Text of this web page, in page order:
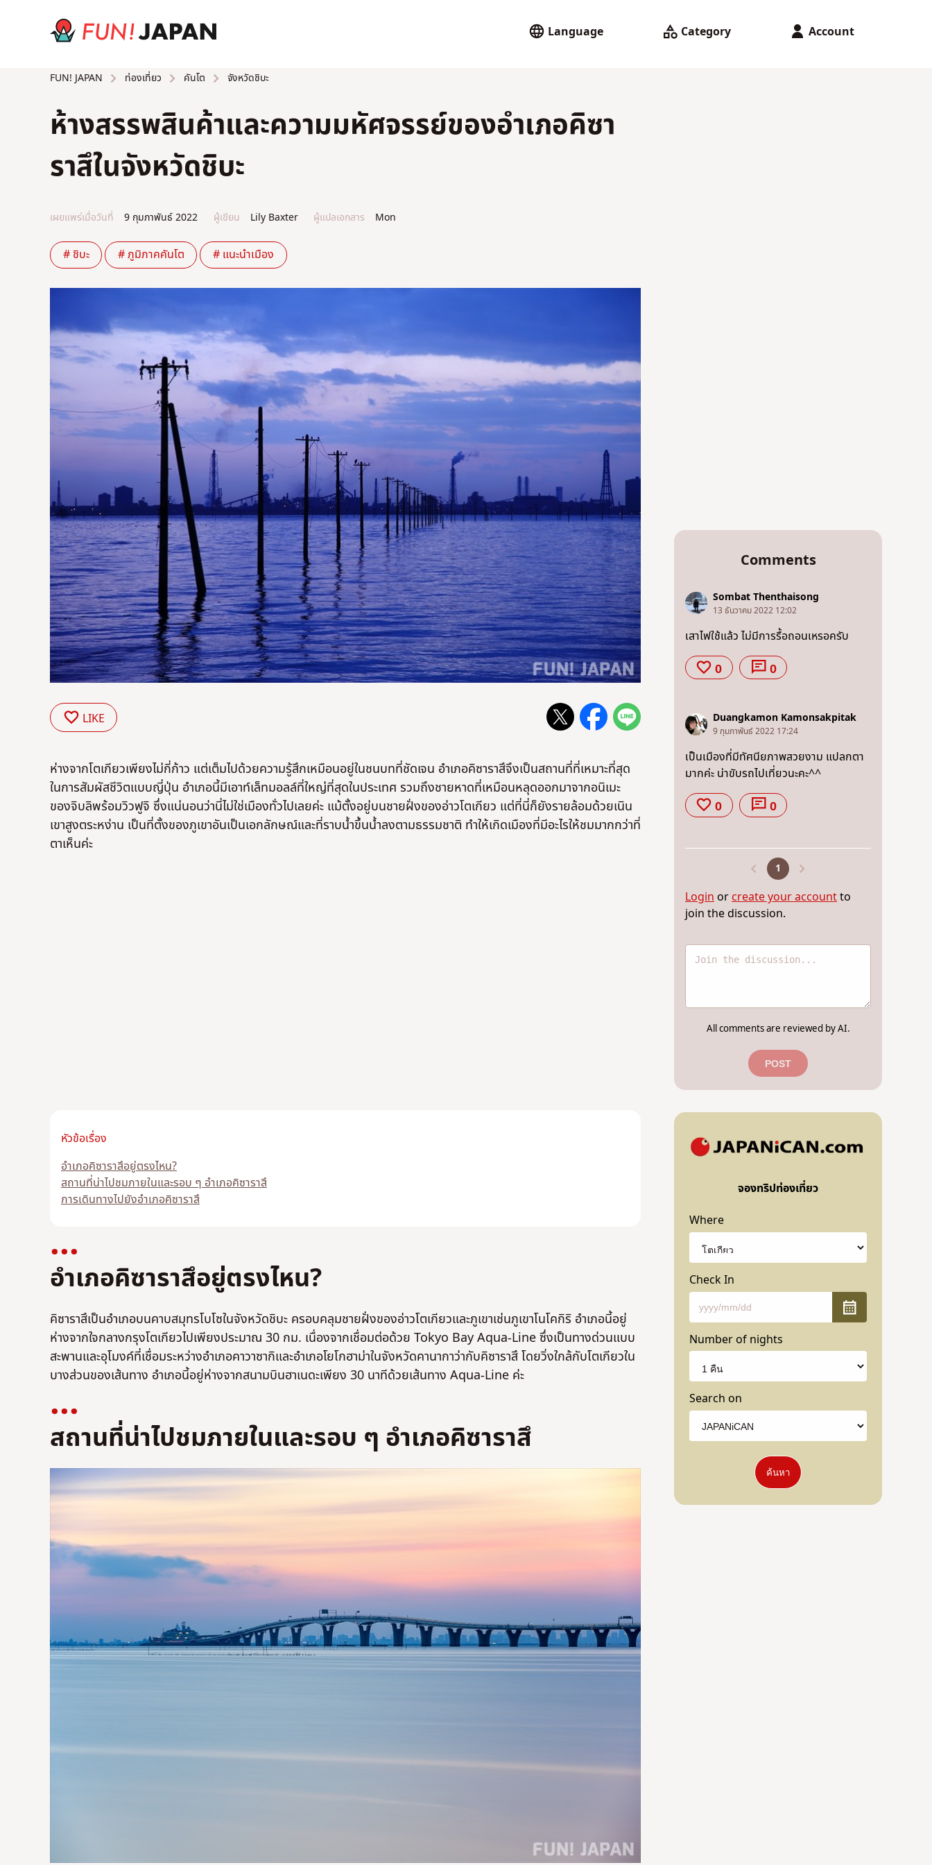
Language Category Account
FUN! JAPAN ท่องเที่ยว คันโต จังหวัดชิบะ
ห้างสรรพสินค้าและความมหัศจรรย์ของอำเภอคิซา
ราสึในจังหวัดชิบะ
เผยแพร่เมื่อวันที่ 9 กุมภาพันธ์ 2022 ผู้เขียน Lily Baxter ผู้แปลเอกสาร Mon
# ชิบะ # ภูมิภาคคันโต # แนะนำเมือง
LIKE
ห่างจากโตเกียวเพียงไม่กี่ก้าว แต่เต็มไปด้วยความรู้สึกเหมือนอยู่ในชนบทที่ชัดเจน อำเภอคิซาราสึจึงเป็นสถานที่ที่เหมาะที่สุด
ในการสัมผัสชีวิตแบบญี่ปุ่น อำเภอนี้มีเอาท์เล็ทมอลล์ที่ใหญ่ที่สุดในประเทศ รวมถึงชายหาดที่เหมือนหลุดออกมาจากอนิเมะ
ของจิบลิพร้อมวิวฟูจิ ซึ่งแน่นอนว่านี่ไม่ใช่เมืองทั่วไปเลยค่ะ แม้ตั้งอยู่บนชายฝั่งของอ่าวโตเกียว แต่ที่นี่ก็ยังรายล้อมด้วยเนิน
เขาสูงตระหง่าน เป็นที่ตั้งของภูเขาอันเป็นเอกลักษณ์และที่ราบน้ำขึ้นน้ำลงตามธรรมชาติ ทำให้เกิดเมืองที่มีอะไรให้ชมมากกว่าที่
ตาเห็นค่ะ
หัวข้อเรื่อง
อำเภอคิซาราสึอยู่ตรงไหน?
สถานที่น่าไปชมภายในและรอบ ๆ อำเภอคิซาราสึ
การเดินทางไปยังอำเภอคิซาราสึ
อำเภอคิซาราสึอยู่ตรงไหน?
คิซาราสึเป็นอำเภอบนคาบสมุทรโบโซในจังหวัดชิบะ ครอบคลุมชายฝั่งของอ่าวโตเกียวและภูเขาเช่นภูเขาโนโคกิริ อำเภอนี้อยู่
ห่างจากใจกลางกรุงโตเกียวไปเพียงประมาณ 30 กม. เนื่องจากเชื่อมต่อด้วย Tokyo Bay Aqua-Line ซึ่งเป็นทางด่วนแบบ
สะพานและอุโมงค์ที่เชื่อมระหว่างอำเภอคาวาซากิและอำเภอโยโกฮาม่าในจังหวัดคานากาว่ากับคิซาราสึ โดยวิ่งใกล้กับโตเกียวใน
บางส่วนของเส้นทาง อำเภอนี้อยู่ห่างจากสนามบินฮาเนดะเพียง 30 นาทีด้วยเส้นทาง Aqua-Line ค่ะ
สถานที่น่าไปชมภายในและรอบ ๆ อำเภอคิซาราสึ
Comments
Sombat Thenthaisong
13 ธันวาคม 2022 12:02
เสาไฟใช้แล้ว ไม่มีการรื้อถอนเหรอครับ
0 0
Duangkamon Kamonsakpitak
9 กุมภาพันธ์ 2022 17:24
เป็นเมืองที่มีทัศนียภาพสวยงาม แปลกตา
มากค่ะ น่าขับรถไปเที่ยวนะคะ^^
0 0
1
Loginorcreate your accountto
join the discussion.
All comments are reviewed by AI.
POST
ไม่ใช่ ใช่
ไม่ใช่ ใช่
จองทริปท่องเที่ยว
Where
Check In
Number of nights
Search on
ค้นหา